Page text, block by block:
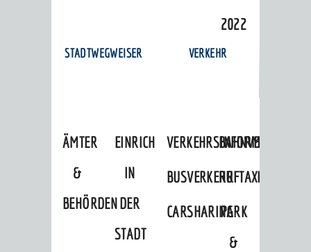
2022
STADTWEGWEISER
ÄMTER
&
BEHÖRDEN
EINRICHTUNGEN
IN
DER
STADT
VERKEHR
VERKEHRSINFORMATIONEN
BAHNVERKEHR
BUSVERKEHRRUFTAXI
CARSHARINGPARK
&